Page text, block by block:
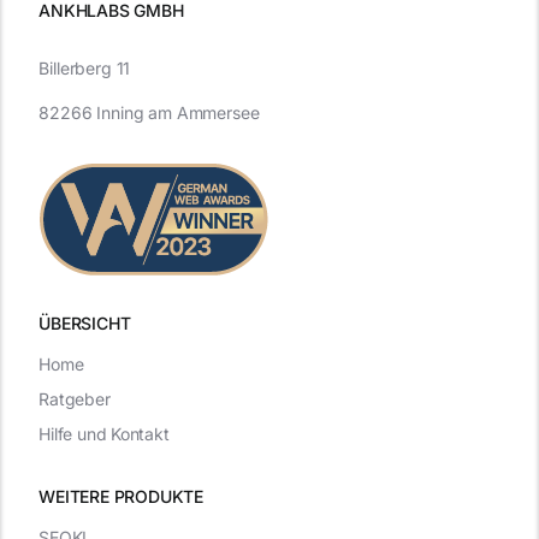
ANKHLABS GMBH
ÜBERSICHT
WEITERE PRODUKTE
Billerberg 11
82266 Inning am Ammersee
Home
Ratgeber
Hilfe und Kontakt